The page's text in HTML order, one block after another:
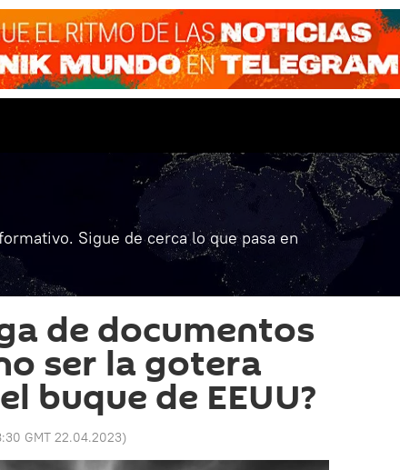
Sigue de cerca lo que pasa en
de documentos
ser la gotera
buque de EEUU?
GMT 22.04.2023)